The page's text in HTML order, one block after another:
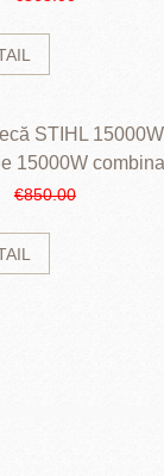
STIHL
15000W
baterie cu li
€850.00